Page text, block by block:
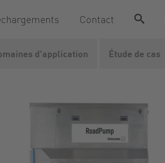
Contact
d'application Étude de cas